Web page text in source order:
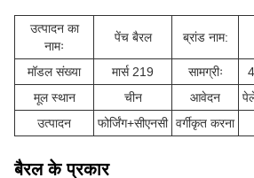
उत्पादन का
नामः
पेंच बैरल ब्रांड नाम:
मॉडल संख्या मार्स 219 सामग्रीः
मूल स्थान
चीन आवेदन
उत्पादन
फोर्जिंग+सीएनसी वर्गीकृत करना
बैरल के प्रकार